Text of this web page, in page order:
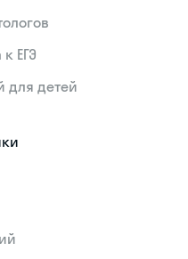
ЕГЭ
для детей